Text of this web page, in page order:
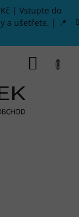
Kč | Vstupte do
a ušetřete. | 📍